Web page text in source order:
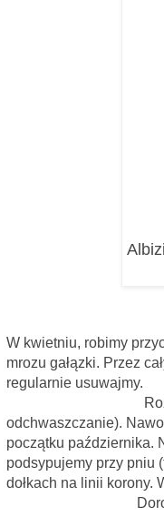
W kwietniu, robimy
mrozu gałązki. Przez
regularnie usuwajmy.
Rozsuwamy
odchwaszczanie).
początku października.
podsypujemy przy pniu
dołkach na linii korony.
Dorosły